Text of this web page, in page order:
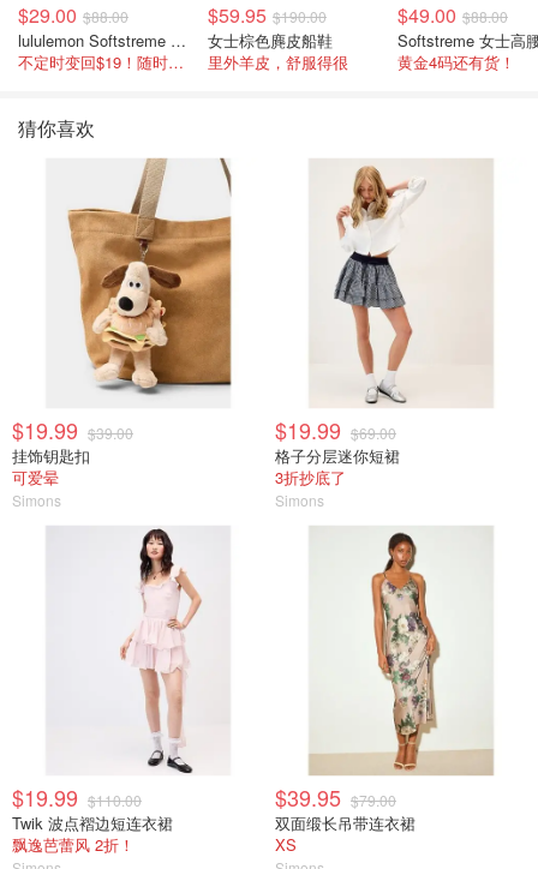
$29.00 $88.00
lululemon Softstreme 女士高腰短裤 10cm
不定时变回$19！随时点进来看
$59.95 $190.00
女士棕色麂皮船鞋
里外羊皮，舒服得很
$49.00 $88.00
黄金4码还有货！
猜你喜欢
$19.99 $39.00
挂饰钥匙扣
可爱晕
Simons
$19.99 $69.00
格子分层迷你短裙
3折抄底了
Simons
$19.99 $110.00
Twik 波点褶边短连衣裙
飘逸芭蕾风 2折！
$39.95 $79.00
双面缎长吊带连衣裙
XS